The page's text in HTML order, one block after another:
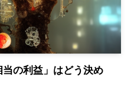
の利益」はどう決め